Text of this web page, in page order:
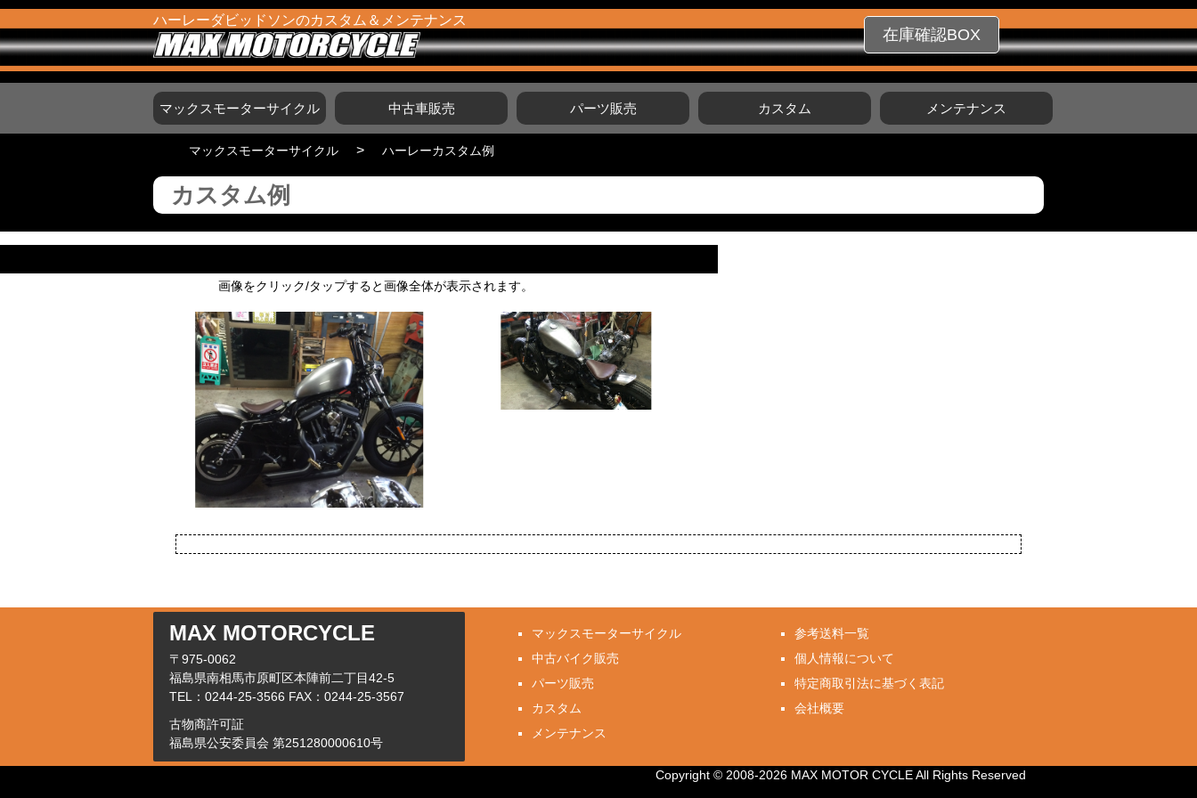
ハーレーダビッドソンのカスタム＆メンテナンス
在庫確認BOX
マックスモーターサイクル 中古車販売 パーツ販売 カスタム メンテナンス
マックスモーターサイクル > ハーレーカスタム例
カスタム例
画像をクリック/タップすると画像全体が表示されます。
マックスモーターサイクル
中古バイク販売
パーツ販売
カスタム
メンテナンス
参考送料一覧
個人情報について
特定商取引法に基づく表記
会社概要
MAX MOTORCYCLE
〒975-0062
福島県南相馬市原町区本陣前二丁目42-5
TEL：0244-25-3566 FAX：0244-25-3567
古物商許可証
福島県公安委員会 第251280000610号
Copyright © 2008-2026 MAX MOTOR CYCLE All Rights Reserved